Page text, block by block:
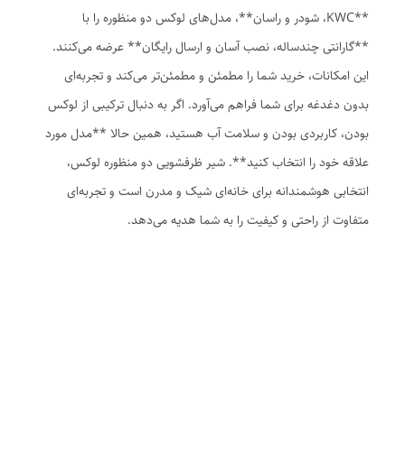
**KWC، شودر و راسان**، مدل‌های لوکس دو منظوره را با
**گارانتی چندساله، نصب آسان و ارسال رایگان** عرضه می‌کنند.
این امکانات، خرید شما را مطمئن و مطمئن‌تر می‌کند و تجربه‌ای
بدون دغدغه برای شما فراهم می‌آورد. اگر به دنبال ترکیبی از لوکس
بودن، کاربردی بودن و سلامت آب هستید، همین حالا **مدل مورد
علاقه خود را انتخاب کنید**. شیر ظرفشویی دو منظوره لوکس،
انتخابی هوشمندانه برای خانه‌ای شیک و مدرن است و تجربه‌ای
متفاوت از راحتی و کیفیت را به شما هدیه می‌دهد.